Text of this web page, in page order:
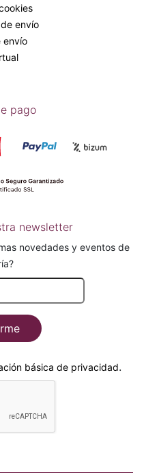
envío
envío
pago
newsletter
novedades y eventos de
básica de privacidad.